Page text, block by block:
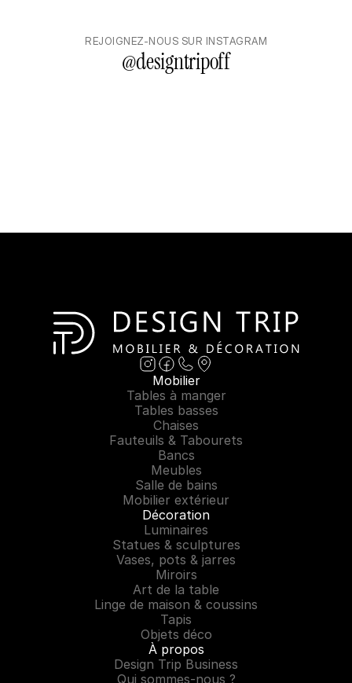
REJOIGNEZ-NOUS SUR INSTAGRAM
@designtripoff
Mobilier
Tables à manger
Tables basses
Chaises
Fauteuils & Tabourets
Bancs
Meubles
Salle de bains
Mobilier extérieur
Décoration
Luminaires
Statues & sculptures
Vases, pots & jarres
Miroirs
Art de la table
Linge de maison & coussins
Tapis
Objets déco
À propos
Design Trip Business
Qui sommes-nous ?